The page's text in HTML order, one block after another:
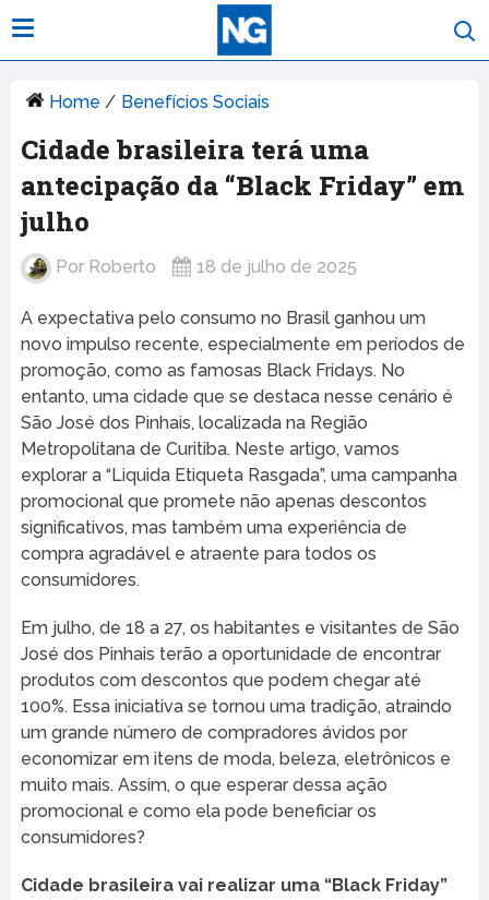
Home / Benefícios Sociais
Cidade brasileira terá uma
antecipação da “Black Friday” em
julho
Por Roberto 18 de julho de 2025
A expectativa pelo consumo no Brasil ganhou um
novo impulso recente, especialmente em períodos de
promoção, como as famosas Black Fridays. No
entanto, uma cidade que se destaca nesse cenário é
São José dos Pinhais, localizada na Região
Metropolitana de Curitiba. Neste artigo, vamos
explorar a “Liquida Etiqueta Rasgada”, uma campanha
promocional que promete não apenas descontos
significativos, mas também uma experiência de
compra agradável e atraente para todos os
consumidores.
Em julho, de 18 a 27, os habitantes e visitantes de São
José dos Pinhais terão a oportunidade de encontrar
produtos com descontos que podem chegar até
100%. Essa iniciativa se tornou uma tradição, atraindo
um grande número de compradores ávidos por
economizar em itens de moda, beleza, eletrônicos e
muito mais. Assim, o que esperar dessa ação
promocional e como ela pode beneficiar os
consumidores?
Cidade brasileira vai realizar uma “Black Friday”